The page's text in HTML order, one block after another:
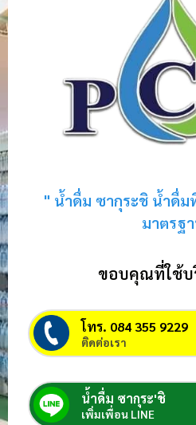
" น้ำดื่ม ซากุระชิ น้ำดื่ม
มาตรฐ
ขอบคุณที่ใช้บ
โทร. 084 355 9229
ติดต่อเรา
น้ำดื่ม ซากุระ'ชิ
เพิ่มเพื่อน LINE